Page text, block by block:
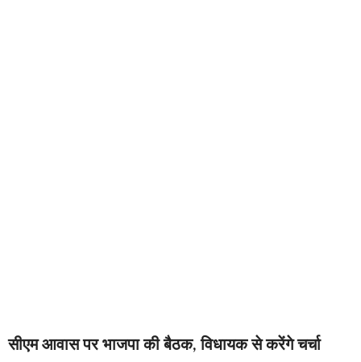
सीएम आवास पर भाजपा की बैठक, विधायक से करेंगे चर्चा